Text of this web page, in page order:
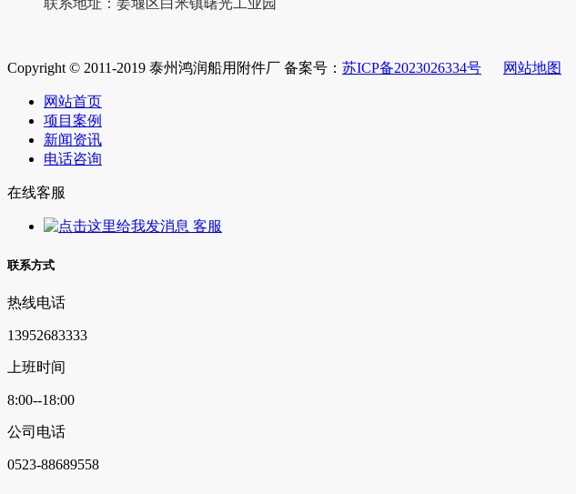
Copyright © 2011-2019 泰州鸿润船用附件厂 备案号： 苏ICP备2023026334号 网站地图
网站首页
项目案例
新闻资讯
电话咨询
在线客服
客服
联系方式
热线电话
13952683333
上班时间
8:00--18:00
公司电话
0523-88689558